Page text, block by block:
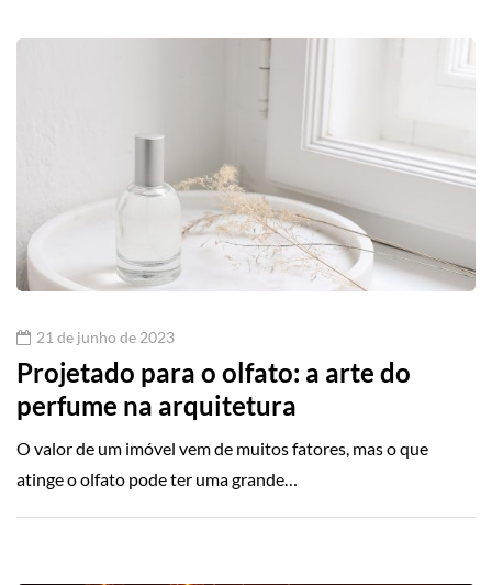
21 de junho de 2023
Projetado para o olfato: a arte do
perfume na arquitetura
O valor de um imóvel vem de muitos fatores, mas o que
atinge o olfato pode ter uma grande…